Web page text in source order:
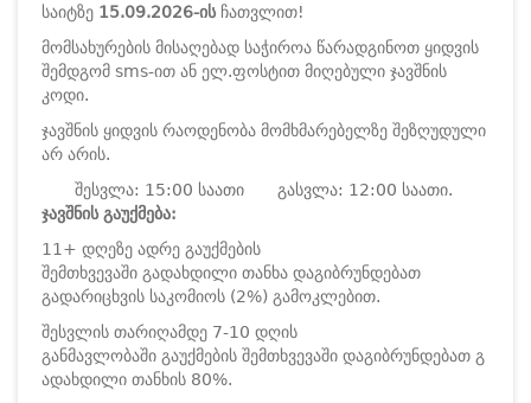
საიტზე 15.09.2026-ის ჩათვლით!
მომსახურების მისაღებად საჭიროა წარადგინოთ ყიდვის
შემდგომ sms-ით ან ელ.ფოსტით მიღებული ჯავშნის
კოდი.
ჯავშნის ყიდვის რაოდენობა მომხმარებელზე შეზღუდული
არ არის.
შესვლა: 15:00 საათი გასვლა: 12:00 საათი.
ჯავშნის გაუქმება:
11+ დღეზე ადრე გაუქმების
შემთხვევაში გადახდილი თანხა დაგიბრუნდებათ
გადარიცხვის საკომიოს (2%) გამოკლებით.
შესვლის თარიღამდე 7-10 დღის
განმავლობაში გაუქმების შემთხვევაში დაგიბრუნდებათ გ
ადახდილი თანხის 80%.